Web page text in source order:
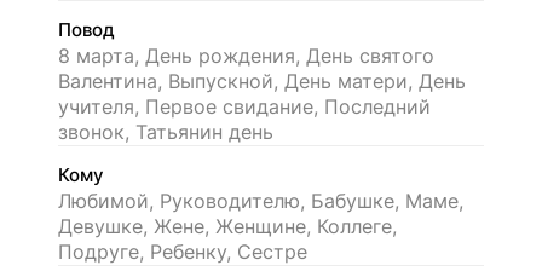
Повод
8 марта, День рождения, День святого
Валентина, Выпускной, День матери, День
учителя, Первое свидание, Последний
звонок, Татьянин день
Кому
Любимой, Руководителю, Бабушке, Маме,
Девушке, Жене, Женщине, Коллеге,
Подруге, Ребенку, Сестре